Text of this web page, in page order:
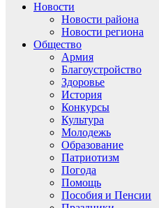
Новости
Новости района
Новости региона
Общество
Армия
Благоустройство
Здоровье
История
Конкурсы
Культура
Молодежь
Образование
Патриотизм
Погода
Помощь
Пособия и Пенсии